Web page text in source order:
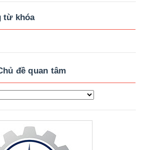
từ khóa
đề quan tâm